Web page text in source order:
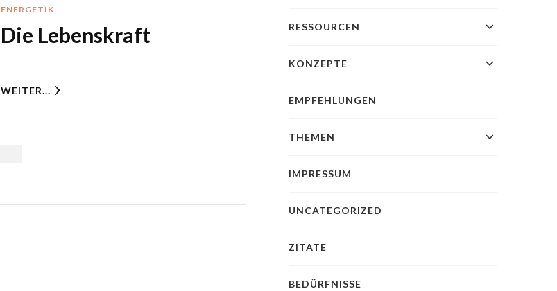
ENERGETIK
Die Lebenskraft
WEITER...
RESSOURCEN
KONZEPTE
EMPFEHLUNGEN
THEMEN
IMPRESSUM
UNCATEGORIZED
ZITATE
BEDÜRFNISSE